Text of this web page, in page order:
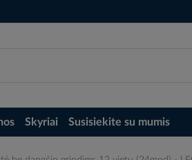
Skyriai Susisiekite su mumis